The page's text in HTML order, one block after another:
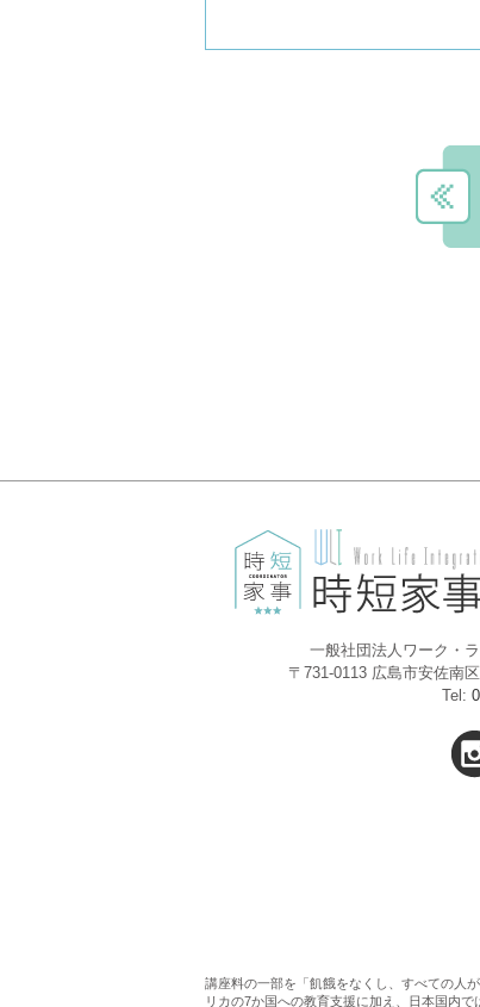
一般社団法人ワーク・
〒731-0113 広島市安佐南
Tel:
講座料の一部を「飢餓をなくし、すべての人
リカの7か国への教育支援に加え、日本国内